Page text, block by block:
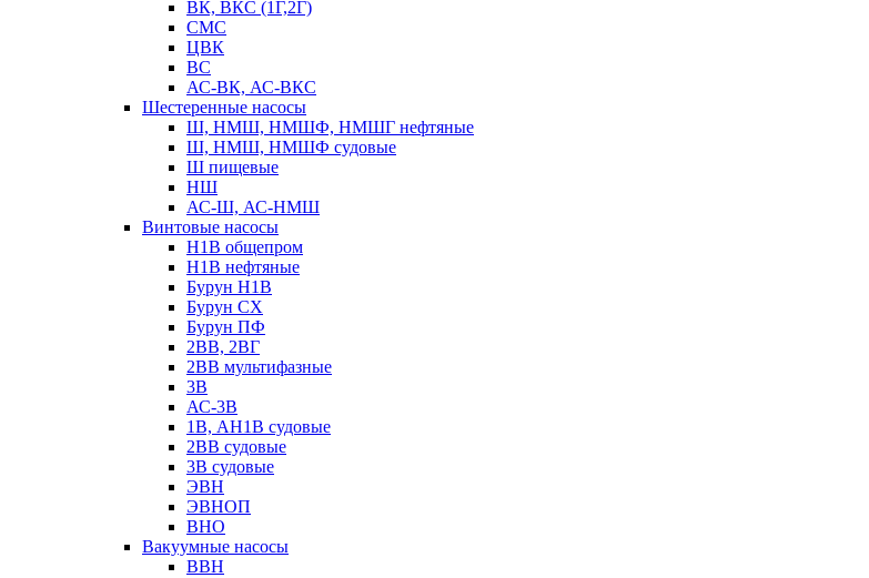
ВК, ВКС (1Г,2Г)
СМС
ЦВК
ВС
АС-ВК, АС-ВКС
Шестеренные насосы
Ш, НМШ, НМШФ, НМШГ нефтяные
Ш, НМШ, НМШФ судовые
Ш пищевые
НШ
АС-Ш, АС-НМШ
Винтовые насосы
Н1В общепром
Н1В нефтяные
Бурун Н1В
Бурун СХ
Бурун ПФ
2ВВ, 2ВГ
2ВВ мультифазные
3В
АС-3В
1В, АН1В судовые
2ВВ судовые
3В судовые
ЭВН
ЭВНОП
ВНО
Вакуумные насосы
ВВН